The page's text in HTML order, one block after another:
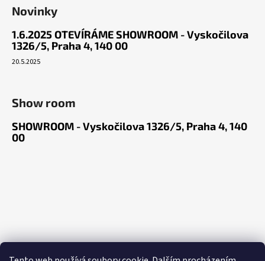
Novinky
1.6.2025 OTEVÍRÁME SHOWROOM - Vyskočilova
1326/5, Praha 4, 140 00
20.5.2025
Show room
SHOWROOM - Vyskočilova 1326/5, Praha 4, 140
00